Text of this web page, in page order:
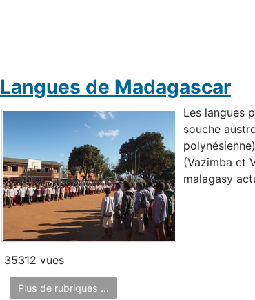
Langues de Madagascar
Les langues
souche
(Vazimba et
malagasy
35312 vues
Plus de rubriques ...